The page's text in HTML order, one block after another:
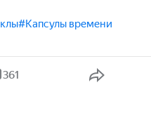
#Капсулы времени
361